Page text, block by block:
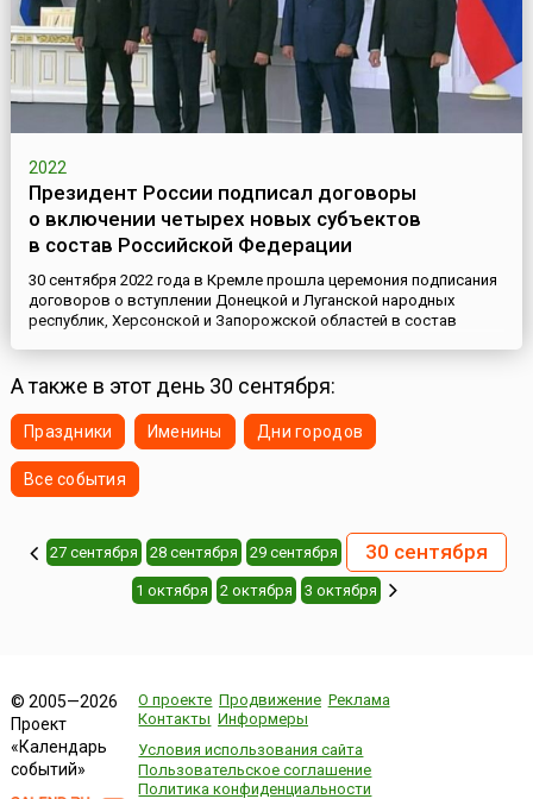
2022
Президент России подписал договоры
о включении четырех новых субъектов
в состав Российской Федерации
30 сентября 2022 года в Кремле прошла церемония подписания
договоров о вступлении Донецкой и Луганской народных
республик, Херсонской и Запорожской областей в состав
затем подписал соглашения о принятии в Российскую
Федерацию Донецкой Народной Республики, Луганской
Народной Респу...
А также в этот день 30 сентября:
Праздники Именины Дни городов
Все события
27 сентября 28 сентября 29 сентября 30 сентября
1 октября 2 октября 3 октября
© 2005—2026
Проект
«Календарь
событий»
О проекте Продвижение Реклама
Контакты Информеры
Условия использования сайта
Пользовательское соглашение
Политика конфиденциальности